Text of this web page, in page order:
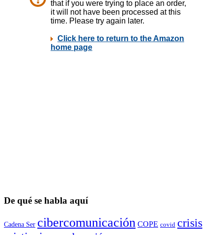
De qué se habla aquí
Cadena Ser cibercomunicación COPE covid crisis